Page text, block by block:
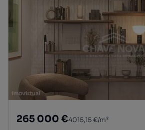
265 000 €4015,15 €/m²